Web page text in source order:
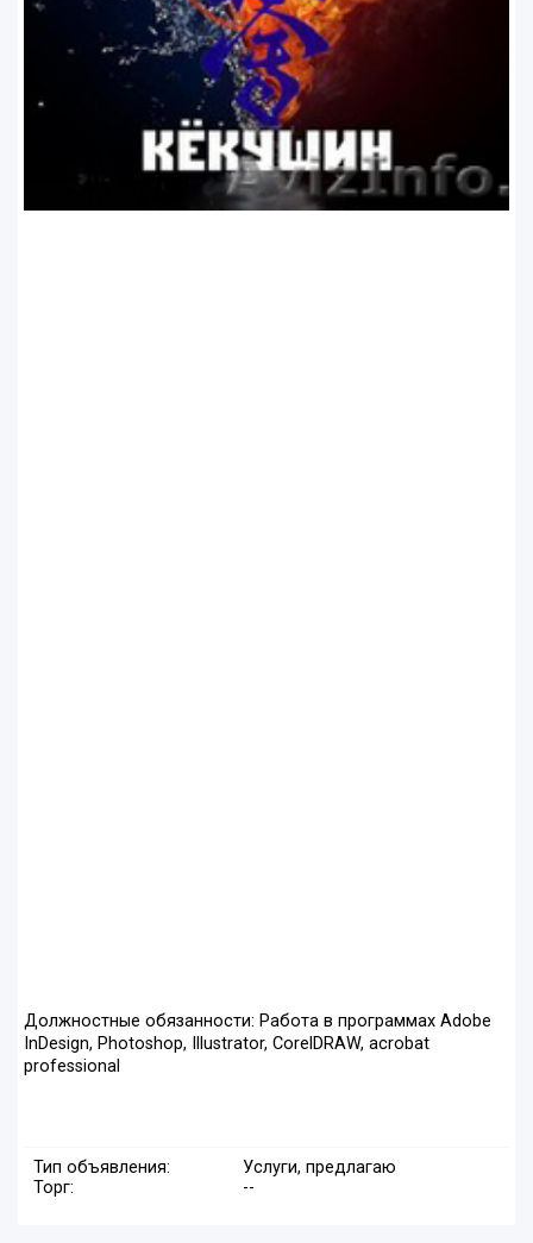
Должностные обязанности: Работа в программах Adobe
InDesign, Photoshop, Illustrator, CorelDRAW, acrobat
professional
Тип объявления:
Услуги, предлагаю
Торг:
--